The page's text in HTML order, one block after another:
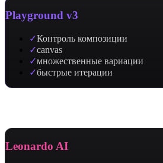
Playground v3
✓Контроль композиции
✓canvas
✓множественные вариации
✓быстрые итерации
Leonardo AI